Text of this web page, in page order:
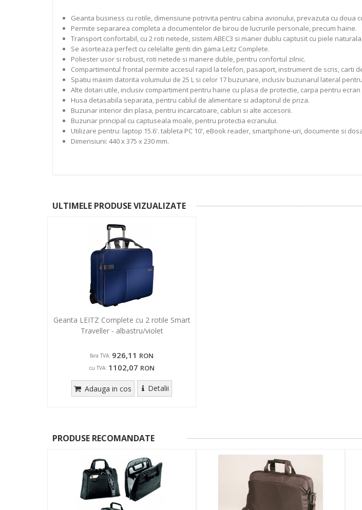
Geanta business cu rotile, dimensiune potrivita pentru cabina avionului, prevazuta cu doua
Permite separarea completa a documentelor de birou de lucrurile personale, precum haine.
Transport confortabil, cu 2 roti netede, sistem ABEC3 si maner dublu captusit cu piele
Se asorteaza perfect cu celelalte genti din gama Leitz Complete.
Poliester usor si robust, roti netede si manere duble, pentru confortul zilnic.
Compartimentul frontal permite accesul rapid la telefon, pasaport, instrument de scris, carti
Spatiu maxim datorita volumului de 25 L si celor 17 buzunare, inclusiv buzunarul lateral
Alte dotari utile, inclusiv compartiment pentru haine cu plasa de protectie, carpa pentru
Husa detasabila separata, pentru cablul de alimentare si adaptorul de priza.
Buzunar interior din plasa, pentru incarcatoare, cabluri si alte accesorii.
Buzunar principal cu captuseala moale, pentru protectia ecranului.
Utilizare pentru: laptop 15.6'. tableta PC 10', eBook reader, smartphone-uri, documente si
Dimensiuni: 440 x 375 x 230 mm.
ULTIMELE PRODUSE VIZUALIZATE
Geanta LEITZ Complete cu 2 rotile Smart
Traveller - albastru/violet
fara TVA: 926,11 RON
cu TVA: 1102,07 RON
Adauga in cos Detalii
PRODUSE RECOMANDATE